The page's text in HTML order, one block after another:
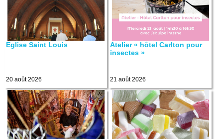
Eglise Saint Louis
20 août 2026
Atelier « hôtel Carlton pour
insectes »
21 août 2026